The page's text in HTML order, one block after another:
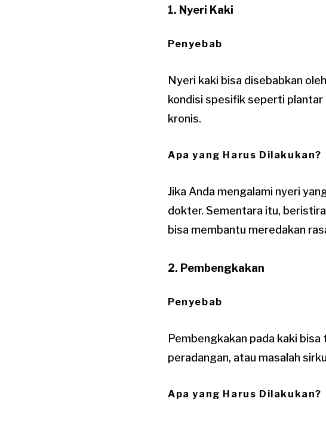
1. Nyeri Kaki
Penyebab
Nyeri kaki bisa disebabkan
kondisi spesifik seperti
kronis.
Apa yang Harus Dilakukan?
Jika Anda mengalami nyeri
dokter. Sementara itu,
bisa membantu meredakan
2. Pembengkakan
Penyebab
Pembengkakan pada kaki
peradangan, atau masalah
Apa yang Harus Dilakukan?